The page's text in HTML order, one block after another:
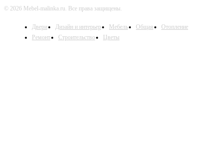
© 2026 Mebel-malinka.ru. Все права защищены.
Двери Дизайн и интерьер Мебель Общая
Отопление
Ремонт
Строительство Цветы